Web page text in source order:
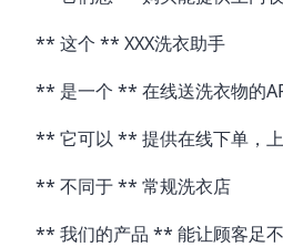
** 这个 ** XXX洗衣助手
** 是一个 ** 在线送洗衣物的
** 它可以 ** 提供在线下单，
** 不同于 ** 常规洗衣店
** 我们的产品 ** 能让顾客足